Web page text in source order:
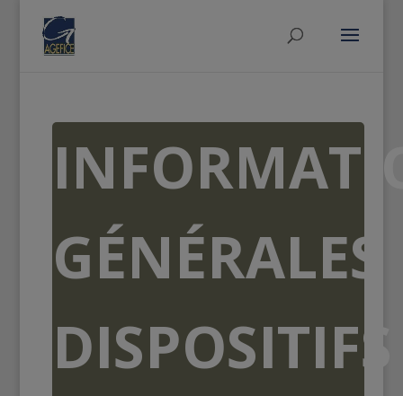
GÉNÉRALES
DISPOSITIFS